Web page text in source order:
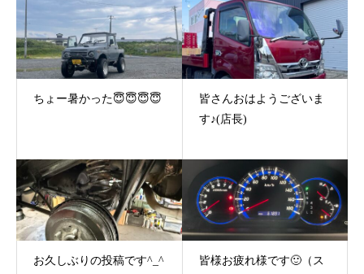
ちょー暑かった😇😇😇😇
皆さんおはようございま
す♪(店長)
お久しぶりの投稿です^_^
皆様お疲れ様です🙂（ス